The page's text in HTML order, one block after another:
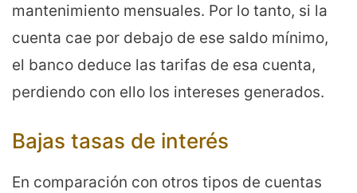
mantenimiento mensuales. Por lo tanto, si la
cuenta cae por debajo de ese saldo mínimo,
el banco deduce las tarifas de esa cuenta,
perdiendo con ello los intereses generados.
Bajas tasas de interés
En comparación con otros tipos de cuentas